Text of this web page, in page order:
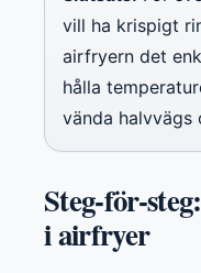
vill ha krispigt
airfryern det
hålla
vända
Steg-för-
i airfryer